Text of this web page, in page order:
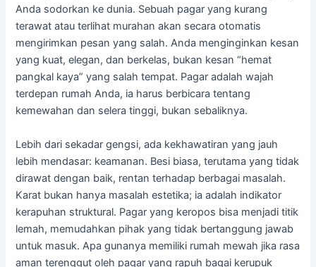
Anda sodorkan ke dunia. Sebuah pagar yang kurang
terawat atau terlihat murahan akan secara otomatis
mengirimkan pesan yang salah. Anda menginginkan kesan
yang kuat, elegan, dan berkelas, bukan kesan “hemat
pangkal kaya” yang salah tempat. Pagar adalah wajah
terdepan rumah Anda, ia harus berbicara tentang
kemewahan dan selera tinggi, bukan sebaliknya.
Lebih dari sekadar gengsi, ada kekhawatiran yang jauh
lebih mendasar: keamanan. Besi biasa, terutama yang tidak
dirawat dengan baik, rentan terhadap berbagai masalah.
Karat bukan hanya masalah estetika; ia adalah indikator
kerapuhan struktural. Pagar yang keropos bisa menjadi titik
lemah, memudahkan pihak yang tidak bertanggung jawab
untuk masuk. Apa gunanya memiliki rumah mewah jika rasa
aman terenggut oleh pagar yang rapuh bagai kerupuk